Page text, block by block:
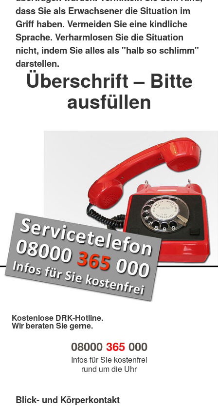
dass Sie als Erwachsener die Situation im
Griff haben. Vermeiden Sie eine kindliche
Sprache. Verharmlosen Sie die Situation
nicht, indem Sie alles als "halb so schlimm"
darstellen.
Überschrift – Bitte
ausfüllen
Kostenlose DRK-Hotline.
Wir beraten Sie gerne.
08000 365000
Infos für Sie kostenfrei
rund um die Uhr
Blick- und Körperkontakt